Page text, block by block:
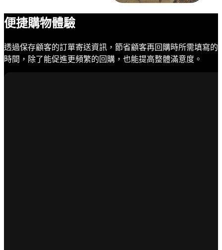
便捷購物體驗
透過保存顧客的訂單寄送資訊，節省顧客再回購時所需填寫的
時間，除了能促進更頻繁的回購，也能提高整體滿意度。